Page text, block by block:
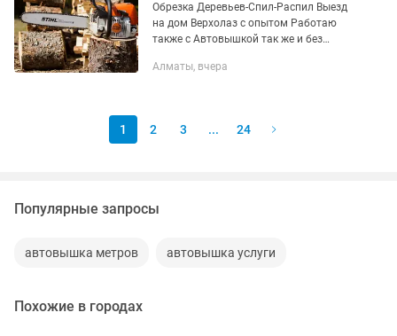
Обрезка Деревьев-Спил-Распил Выезд
на дом Верхолаз с опытом Работаю
также с Автовышкой так же и без
любое время суток Спилим распилим
Алматы, вчера
1 2 3 ... 24
Популярные запросы
автовышка метров автовышка услуги
Похожие в городах